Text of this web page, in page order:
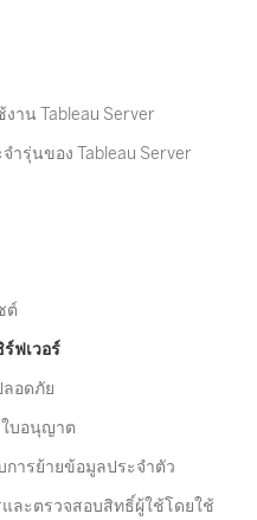
งาน Tableau Server
ำรุ่นของ Tableau Server
ต์
ฟเวอร์
อดภัย
ใบอนุญาต
การย้ายข้อมูลประจำตัว
ละตรวจสอบสิทธิ์ผู้ใช้โดยใช้